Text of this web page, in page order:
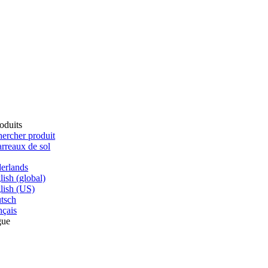
(global)
(US)
produit
de sol